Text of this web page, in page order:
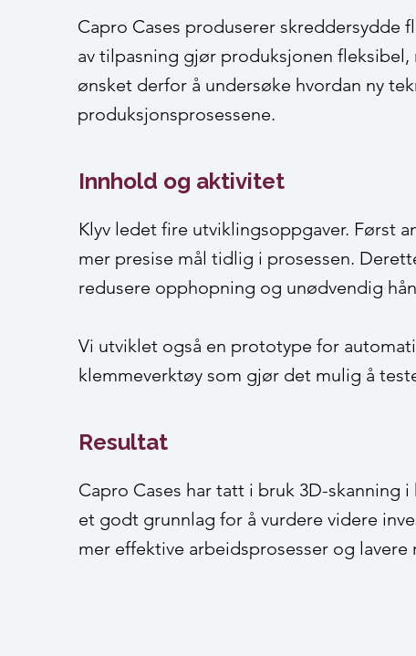
Capro Cases produserer skreddersydde
av tilpasning gjør produksjonen
ønsket derfor å undersøke hvordan ny
produksjonsprosessene.
Innhold og aktivitet
Klyv ledet fire utviklingsoppgaver. Først
mer presise mål tidlig i prosessen.
redusere opphopning og unødvendig
Vi utviklet også en prototype for
klemmeverktøy som gjør det mulig å
Resultat
Capro Cases har tatt i bruk 3D-
et godt grunnlag for å vurdere videre
mer effektive arbeidsprosesser og